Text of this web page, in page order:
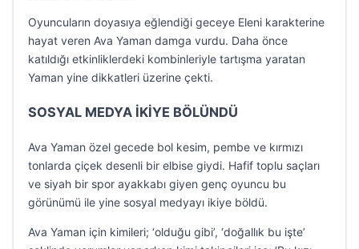
Oyuncuların doyasıya eğlendiği geceye Eleni karakterine
hayat veren Ava Yaman damga vurdu. Daha önce
katıldığı etkinliklerdeki kombinleriyle tartışma yaratan
Yaman yine dikkatleri üzerine çekti.
SOSYAL MEDYA İKİYE BÖLÜNDÜ
Ava Yaman özel gecede bol kesim, pembe ve kırmızı
tonlarda çiçek desenli bir elbise giydi. Hafif toplu saçları
ve siyah bir spor ayakkabı giyen genç oyuncu bu
görünümü ile yine sosyal medyayı ikiye böldü.
Ava Yaman için kimileri; ‘olduğu gibi’, ‘doğallık bu işte’